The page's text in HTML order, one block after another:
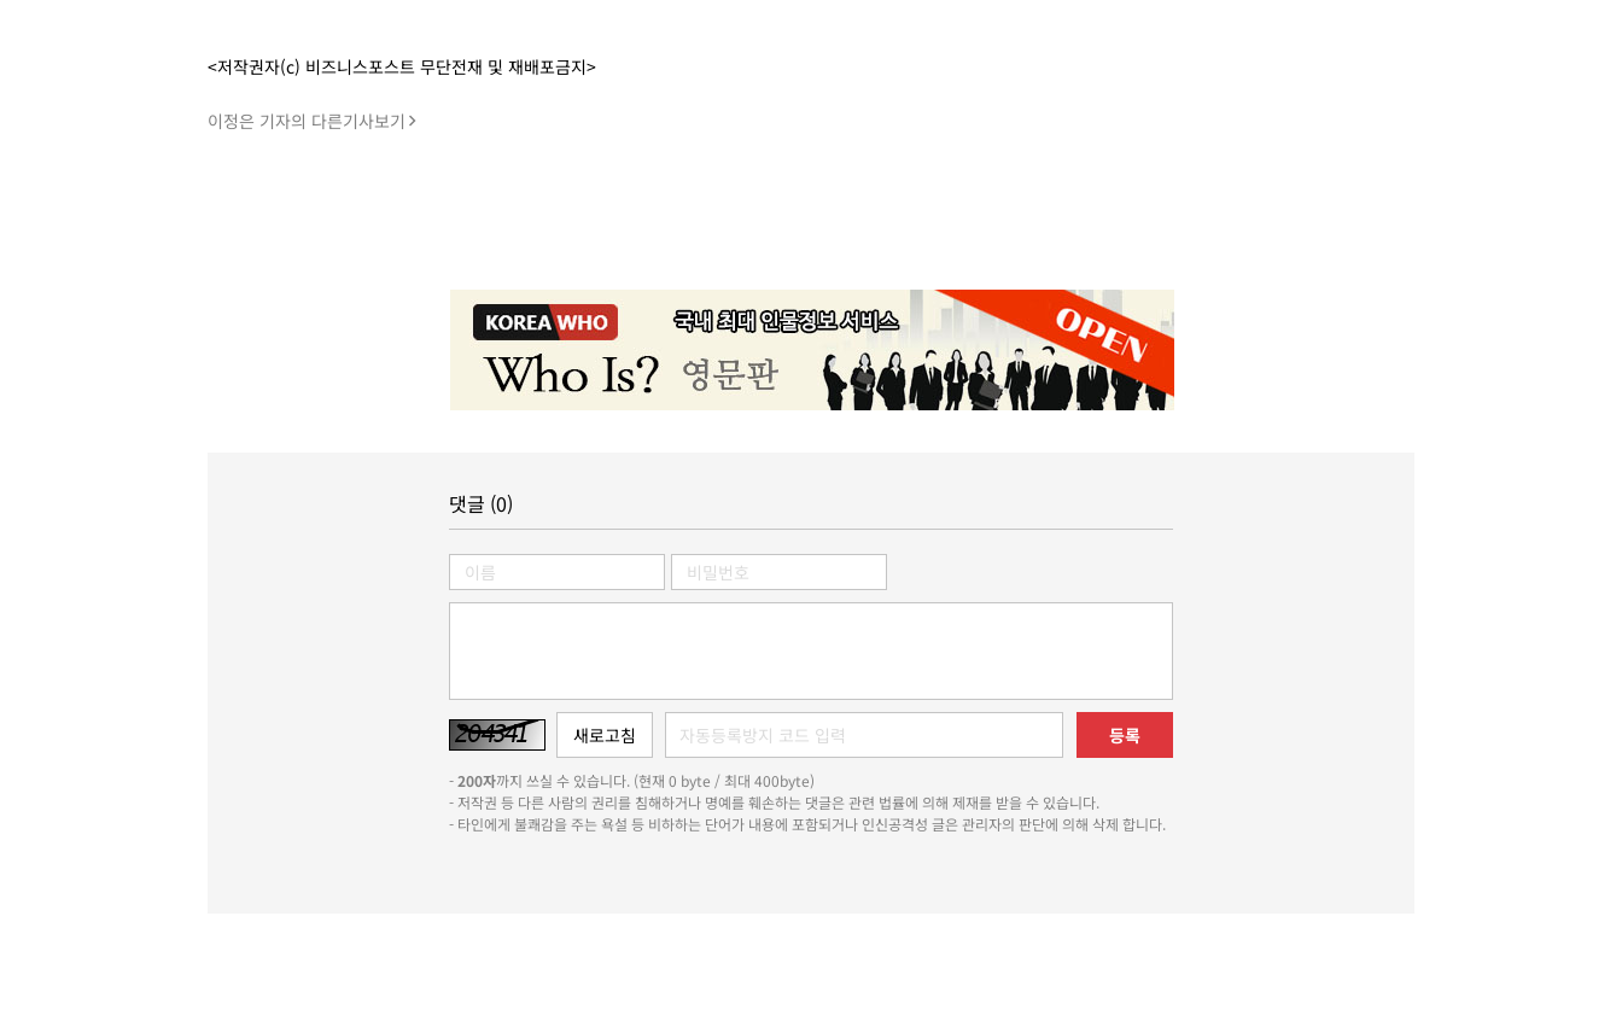
<저작권자(c) 비즈니스포스트 무단전재 및 재배포금지>
이정은 기자의 다른기사보기
댓글 (0)
등록
-200자까지 쓰실 수 있습니다. (현재 0 byte / 최대 400byte)
- 저작권 등 다른 사람의 권리를 침해하거나 명예를 훼손하는 댓글은 관련 법률에 의해 제재를 받을 수 있습니다.
- 타인에게 불쾌감을 주는 욕설 등 비하하는 단어가 내용에 포함되거나 인신공격성 글은 관리자의 판단에 의해 삭제 합니다.